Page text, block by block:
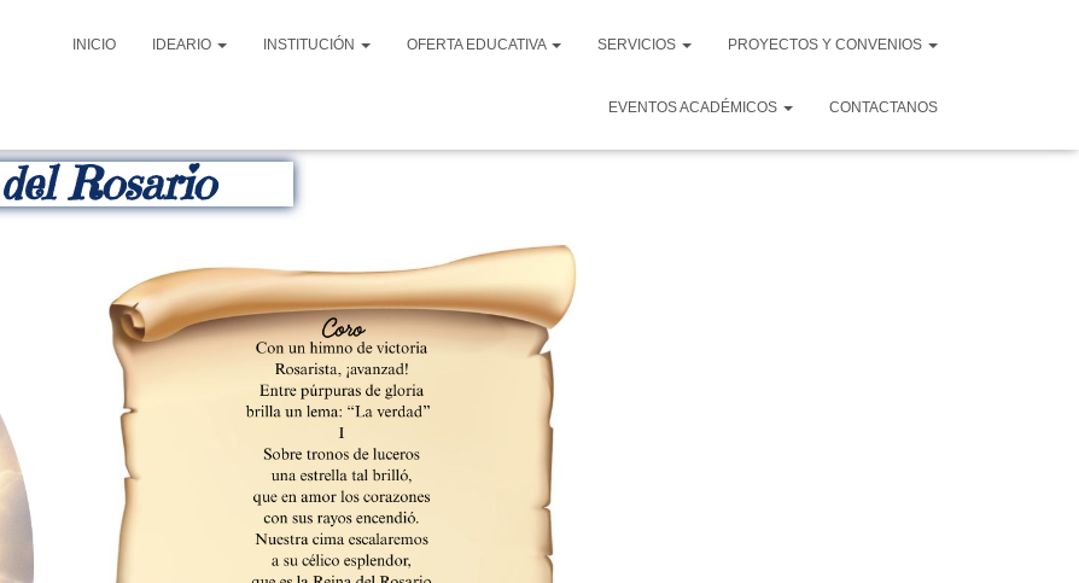
INICIO IDEARIO INSTITUCIÓN OFERTA EDUCATIVA SERVICIOS PROYECTOS Y CONVENIOS
EVENTOS ACADÉMICOS CONTACTANOS
Rosario